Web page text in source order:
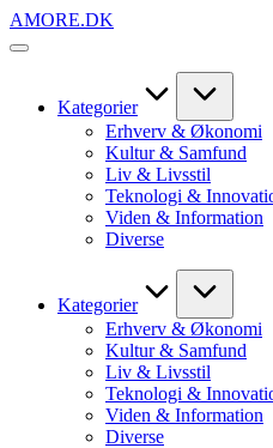
Skip
to
AMORE.DK
For
Kategorier
Erhverv & Økonomi
Kultur & Samfund
Liv & Livsstil
Teknologi &
Viden & Information
Diverse
Kategorier
Erhverv & Økonomi
Kultur & Samfund
Liv & Livsstil
Teknologi &
Viden & Information
Diverse